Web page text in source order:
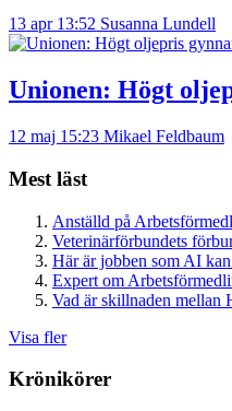
13 apr 13:52 Susanna Lundell
Unionen: Högt
12 maj 15:23 Mikael Feldbaum
Mest läst
Anställd på
Veterinärförbundets
Här är jobben som AI
Expert om
Vad är skillnaden mellan
Visa fler
Krönikörer